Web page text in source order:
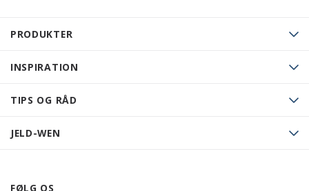
PRODUKTER
INSPIRATION
TIPS OG RÅD
JELD-WEN
FØLG OS